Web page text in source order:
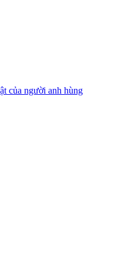
của người anh hùng